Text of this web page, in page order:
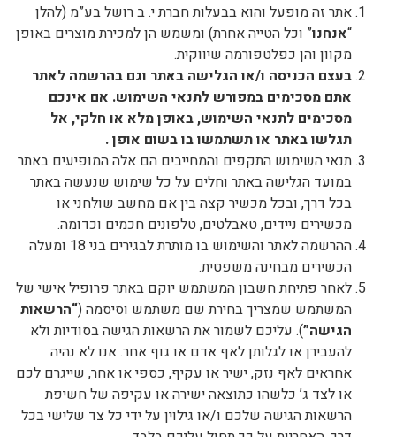
אתר זה מופעל והוא בבעלות חברת י. ב רושל בע”מ (להלן
“אנחנו” וכל הטייה אחרת) ומשמש הן למכירת מוצרים באופן
מקוון והן כפלטפורמה שיווקית.
בעצם הכניסה ו/או הגלישה באתר וגם בהרשמה לאתר
אתם מסכימים במפורש לתנאי השימוש. אם אינכם
מסכימים לתנאי השימוש, באופן מלא או חלקי, אל
תגלשו באתר או תשתמשו בו בשום אופן.
תנאי השימוש התקפים והמחייבים הם אלה המופיעים באתר
במועד הגלישה באתר וחלים על כל שימוש שנעשה באתר
בכל דרך, ובכל מכשיר קצה בין אם מחשב שולחני או
מכשירים ניידים, טאבלטים, טלפונים חכמים וכדומה.
ההרשמה לאתר והשימוש בו מותרת לבגירים בני 18 ומעלה
הכשירים מבחינה משפטית.
לאחר פתיחת חשבון המשתמש יוקם באתר פרופיל אישי של
המשתמש שמצריך בחירת שם משתמש וסיסמה (“הרשאות
הגישה”). עליכם לשמור את הרשאות הגישה בסודיות ולא
להעבירן או לגלותן לאף אדם או גוף אחר. אנו לא נהיה
אחראים לאף נזק, ישיר או עקיף, כספי או אחר, שייגרם לכם
או לצד ג’ כלשהו כתוצאה ישירה או עקיפה של חשיפת
הרשאות הגישה שלכם ו/או גילוין על ידי כל צד שלישי בכל